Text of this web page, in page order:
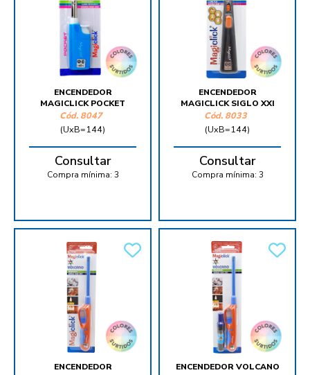
ENCENDEDOR
MAGICLICK POCKET
Cód. 8047
(UxB=144)
Consultar
Compra mínima: 3
ENCENDEDOR
MAGICLICK SIGLO XXI
Cód. 8033
(UxB=144)
Consultar
Compra mínima: 3
ENCENDEDOR
ENCENDEDOR VOLCANO